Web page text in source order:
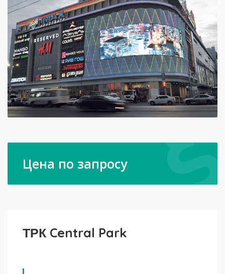
Цена по запросу
ТРК Central Park